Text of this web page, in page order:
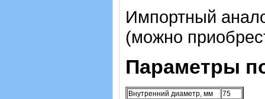
Импортный
(можно
Параметры
Внутренний диаметр, мм
75